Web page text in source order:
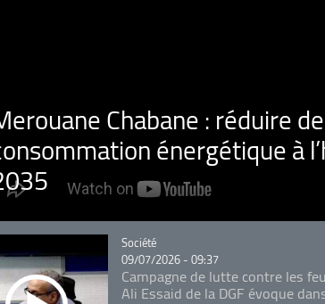
Chabane : réduire
énergétique à
Catégorie
Société
09/07/2026 - 09:37
Campagne de lutte contre les
Ali Essaid de la DGF évoque